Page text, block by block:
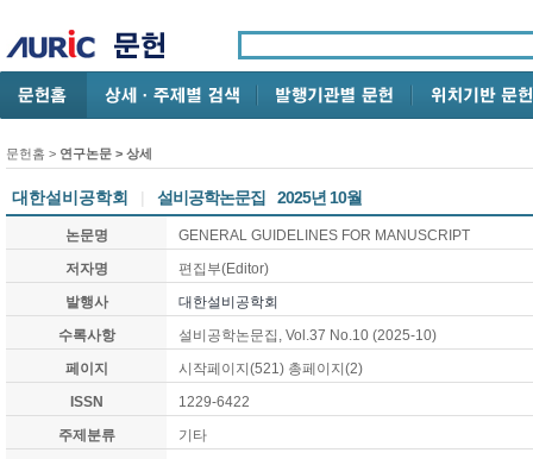
문헌홈 > 연구논문 > 상세
대한설비공학회 | 설비공학논문집 2025년 10월
논문명
GENERAL GUIDELINES FOR MANUSCRIPT
저자명
편집부(Editor)
발행사
대한설비공학회
수록사항
설비공학논문집, Vol.37 No.10 (2025-10)
페이지
시작페이지(521) 총페이지(2)
ISSN
1229-6422
주제분류
기타